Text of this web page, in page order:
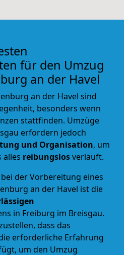
für den Umzug
an der Havel
an der Havel sind
besonders wenn
stattfinden. Umzüge
erfordern jedoch
und Organisation, um
alles reibungslosverläuft.
der Vorbereitung eines
an der Havel ist die
in Freiburg im Breisgau.
dass das
erforderliche Erfahrung
um den Umzug